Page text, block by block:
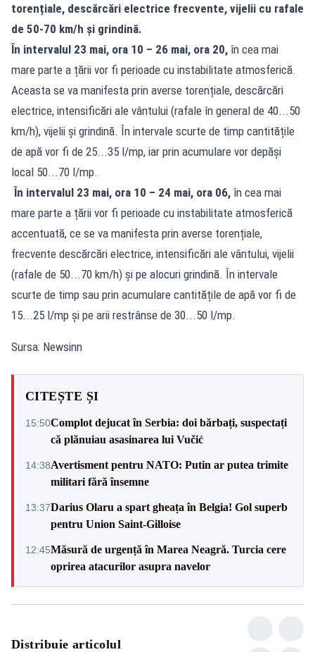
torențiale, descărcări electrice frecvente, vijelii cu rafale
de 50-70 km/h și grindină.
În intervalul 23 mai, ora 10 – 26 mai, ora 20, în cea mai
mare parte a țării vor fi perioade cu instabilitate atmosferică.
Aceasta se va manifesta prin averse torențiale, descărcări
electrice, intensificări ale vântului (rafale în general de 40...50
km/h), vijelii și grindină. În intervale scurte de timp cantitățile
de apă vor fi de 25...35 l/mp, iar prin acumulare vor depăși
local 50...70 l/mp.
În intervalul 23 mai, ora 10 – 24 mai, ora 06, în cea mai
mare parte a țării vor fi perioade cu instabilitate atmosferică
accentuată, ce se va manifesta prin averse torențiale,
frecvente descărcări electrice, intensificări ale vântului, vijelii
(rafale de 50...70 km/h) și pe alocuri grindină. În intervale
scurte de timp sau prin acumulare cantitățile de apă vor fi de
15...25 l/mp și pe arii restrânse de 30...50 l/mp.
Sursa: Newsinn
CITEȘTE ȘI
15:50Complot dejucat în Serbia: doi bărbați, suspectați
că plănuiau asasinarea lui Vučić
14:38Avertisment pentru NATO: Putin ar putea trimite
militari fără însemne
13:37Darius Olaru a spart gheața în Belgia! Gol superb
pentru Union Saint-Gilloise
12:45Măsură de urgență în Marea Neagră. Turcia cere
oprirea atacurilor asupra navelor
Distribuie articolul